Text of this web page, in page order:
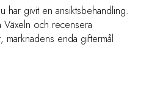
har givit en ansiktsbehandling.
och recensera
marknadens enda giftermål